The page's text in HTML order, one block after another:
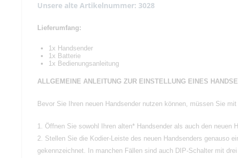
Unsere alte Artikelnummer: 3028
Lieferumfang:
1x Handsender
1x Batterie
1x Bedienungsanleitung
ALLGEMEINE ANLEITUNG ZUR EINSTELLUNG EINES
Bevor Sie Ihren neuen Handsender nutzen können, müssen Sie
1. Öffnen Sie sowohl Ihren alten* Handsender als auch den
2. Stellen Sie die Kodier-Leiste des neuen Handsenders genauso
gekennzeichnet. In manchen Fällen sind auch DIP-Schalter mit